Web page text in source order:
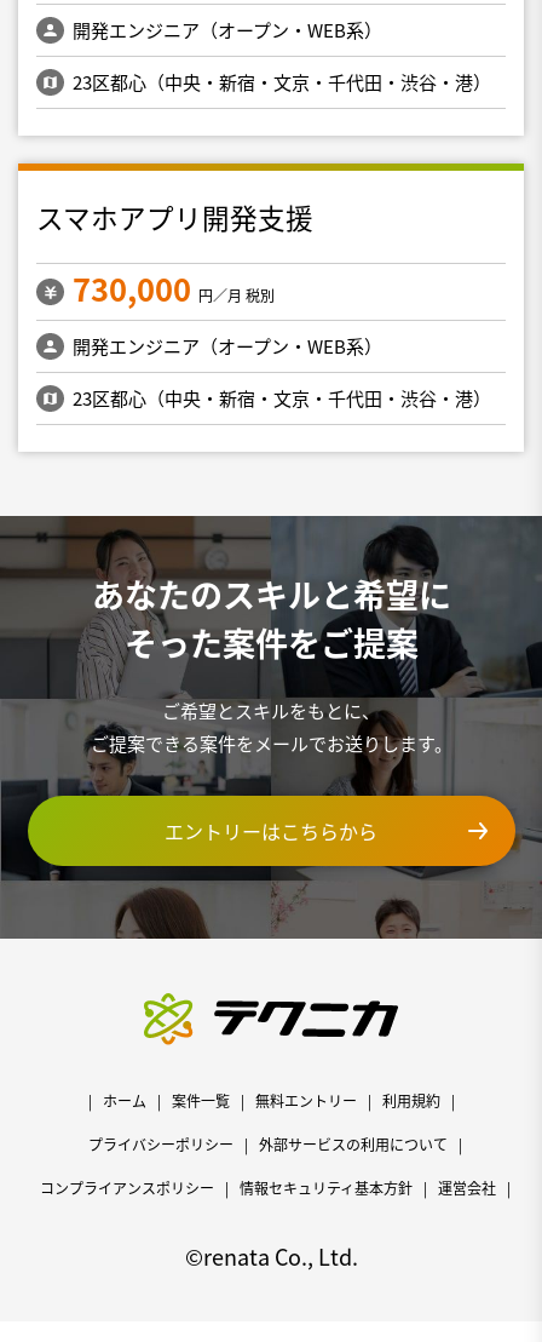
開発エンジニア（オープン・WEB系）
23区都心（中央・新宿・文京・千代田・渋谷・港）
スマホアプリ開発支援
730,000 円／月 税別
開発エンジニア（オープン・WEB系）
23区都心（中央・新宿・文京・千代田・渋谷・港）
あなたのスキルと希望に
そった案件をご提案
ご希望とスキルをもとに、
ご提案できる案件をメールでお送りします。
エントリーはこちらから
ホーム 案件一覧 無料エントリー 利用規約
プライバシーポリシー 外部サービスの利用について
コンプライアンスポリシー 情報セキュリティ基本方針 運営会社
©renata Co., Ltd.